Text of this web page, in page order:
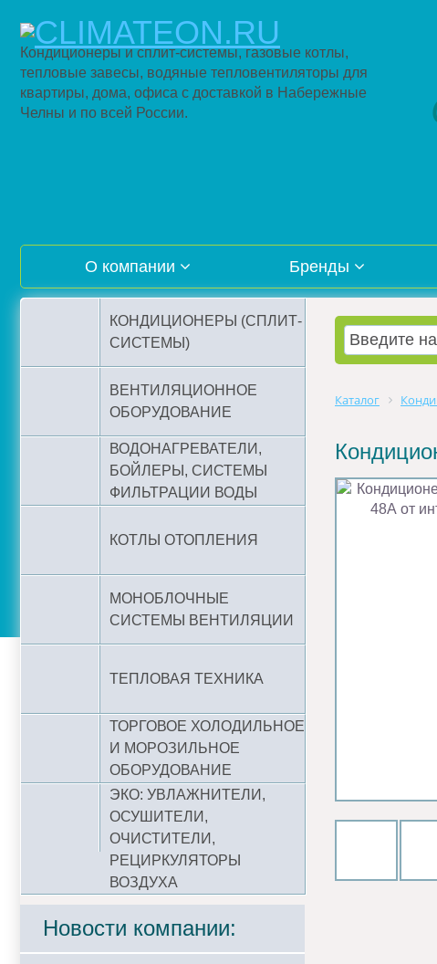
Кондиционеры и сплит-системы, газовые котлы,
тепловые завесы, водяные тепловентиляторы для
квартиры, дома, офиса с доставкой в Набережные
Челны и по всей России.
О компании Бренды
КОНДИЦИОНЕРЫ (СПЛИТ-
СИСТЕМЫ)
ВЕНТИЛЯЦИОННОЕ
ОБОРУДОВАНИЕ
ВОДОНАГРЕВАТЕЛИ,
БОЙЛЕРЫ, СИСТЕМЫ
ФИЛЬТРАЦИИ ВОДЫ
КОТЛЫ ОТОПЛЕНИЯ
МОНОБЛОЧНЫЕ
СИСТЕМЫ ВЕНТИЛЯЦИИ
ТЕПЛОВАЯ ТЕХНИКА
ТОРГОВОЕ ХОЛОДИЛЬНОЕ
И МОРОЗИЛЬНОЕ
ОБОРУДОВАНИЕ
ЭКО: УВЛАЖНИТЕЛИ,
ОСУШИТЕЛИ,
ОЧИСТИТЕЛИ,
РЕЦИРКУЛЯТОРЫ
ВОЗДУХА
Новости компании:
Каталог